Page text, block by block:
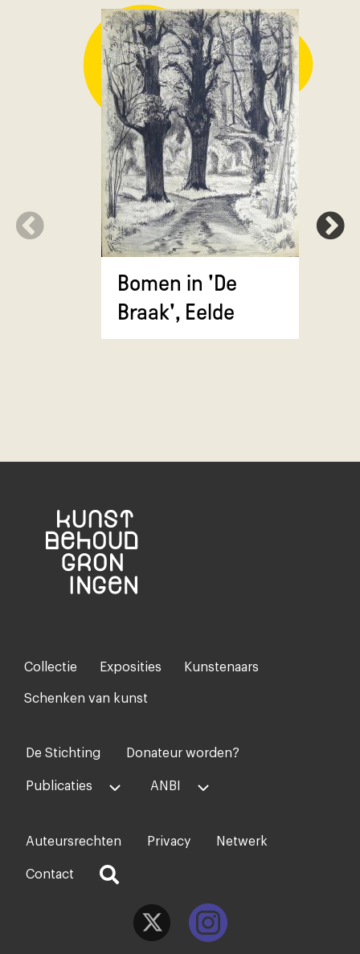
Bomen in 'De
Braak', Eelde
Kraai op
winters
Footer-
menu
Collectie Exposities Kunstenaars
Schenken van kunst
Voet
midden
De Stichting Donateur worden?
Publicaties ANBI
Voet
rechts
Auteursrechten Privacy Netwerk
Contact